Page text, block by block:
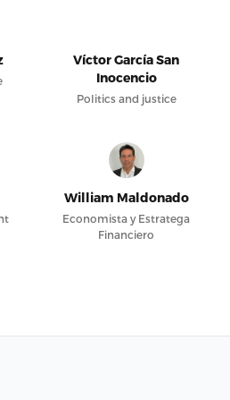
Víctor García San
Inocencio
Politics and justice
William Maldonado
Economista y Estratega
Financiero